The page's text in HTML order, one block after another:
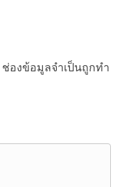
ช่องข้อมูลจำเป็นถูกทำ